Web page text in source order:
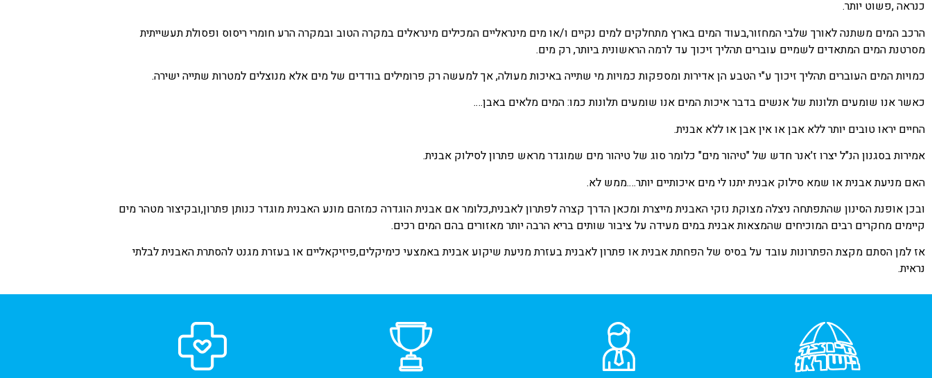
כנראה ,פשוט יותר.
הרכב המים משתנה לאורך שלבי המחזור,בעוד המים בארץ מתחלקים למים נקיים ו/או מים מינראליים המכילים מינראלים במקרה הטוב ובמקרה הרע חומרי ריסוס ופסולת תעשייתית
מסרטנת המים המתאדים לשמיים עוברים תהליך זיכוך עד לרמה הראשונית ביותר, רק מים.
כמויות המים העוברים תהליך זיכוך ע"י הטבע הן אדירות ומספקות כמויות מי שתייה באיכות מעולה, אך למעשה רק פרומילים בודדים של מים אלא מנוצלים למטרות שתייה ישירה.
כאשר אנו שומעים תלונות של אנשים בדבר איכות המים אנו שומעים תלונות כמו: המים מלאים באבן….
החיים יראו טובים יותר ללא אבן או אין אבן או ללא אבנית.
אמירות בסגנון הנ"ל יצרו ז'אנר חדש של "טיהור מים" כלומר סוג של טיהור מים שמוגדר מראש פתרון לסילוק אבנית.
האם מניעת אבנית או שמא סילוק אבנית יתנו לי מים איכותיים יותר….ממש לא.
ובכן אופנת הסינון שהתפתחה ניצלה מצוקת נזקי האבנית מייצרת ומכאן הדרך קצרה לפתרון לאבנית,כלומר אם אבנית הוגדרה כמזהם מונע האבנית מוגדר כנותן פתרון,ובקיצור מטהר מים
קיימים מחקרים רבים המוכיחים שהמצאות אבנית במים מעידה על ציבור שותים בריא הרבה יותר מאזורים בהם המים רכים.
אז למן הסתם מקצת הפתרונות עובד על בסיס של הפחתת אבנית או פתרון לאבנית בעזרת מניעת שיקוע אבנית באמצעי כימיקלים,פיזיקאליים או בעזרת מגנט להסתרת האבנית לבלתי
נראית.